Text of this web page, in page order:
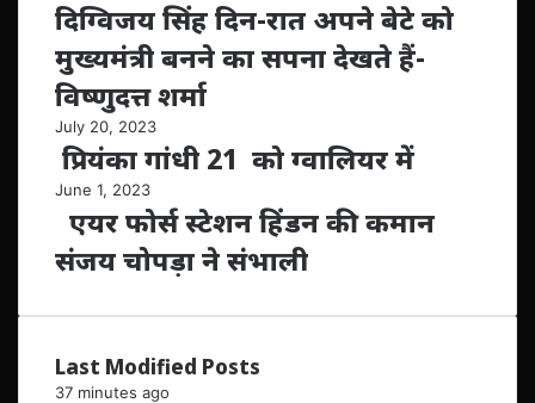
दिग्विजय सिंह दिन-रात अपने बेटे को
मुख्यमंत्री बनने का सपना देखते हैं-
विष्णुदत्त शर्मा
July 20, 2023
प्रियंका गांधी 21 को ग्वालियर में
June 1, 2023
एयर फोर्स स्टेशन हिंडन की कमान
संजय चोपड़ा ने संभाली
Last Modified Posts
37 minutes ago